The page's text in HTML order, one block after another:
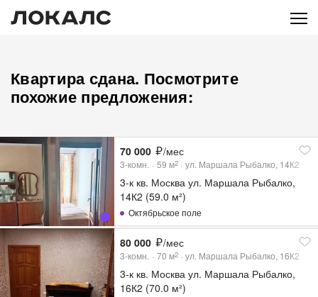
Квартира сдана. Посмотрите
похожие предложения:
70 000 /мес
3-комн. 59 м2 ул. Маршала Рыбалко, 14К2
3-к кв. Москва ул. Маршала Рыбалко,
14К2 (59.0 м²)
Октябрьское поле
80 000 /мес
3-комн. 70 м2 ул. Маршала Рыбалко, 16К2
3-к кв. Москва ул. Маршала Рыбалко,
16К2 (70.0 м²)